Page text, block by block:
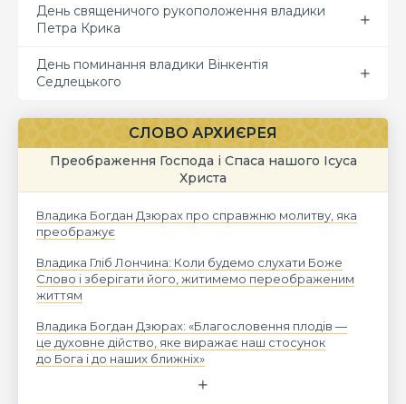
День священичого рукоположення владики
Петра Крика
День поминання владики Вінкентія
Седлецького
СЛОВО АРХИЄРЕЯ
Преображення Господа і Спаса нашого Ісуса
Христа
Владика Богдан Дзюрах про справжню молитву, яка
преображує
Владика Гліб Лончина: Коли будемо слухати Боже
Слово і зберігати його, житимемо переображеним
життям
Владика Богдан Дзюрах: «Благословення плодів —
це духовне дійство, яке виражає наш стосунок
до Бога і до наших ближніх»